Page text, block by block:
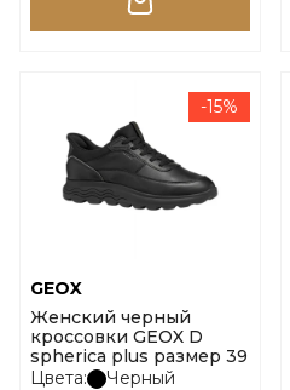
-15%
GEOX
Женский черный
кроссовки GEOX D
spherica plus размер 39
Цвета:
Черный